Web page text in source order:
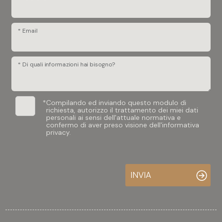
* Email
* Di quali informazioni hai bisogno?
*Compilando ed inviando questo modulo di
richiesta, autorizzo il trattamento dei miei dati
personali ai sensi dell'attuale normativa e
confermo di aver preso visione dell'informativa
privacy.
INVIA